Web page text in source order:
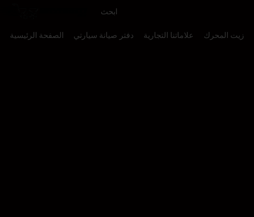
الصفحة الرئيسية دفتر صيانة سيارتي علاماتنا التجارية زيت المحرك